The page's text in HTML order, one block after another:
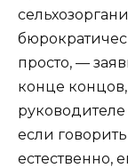
просто, —
конце концов,
если
естественно,